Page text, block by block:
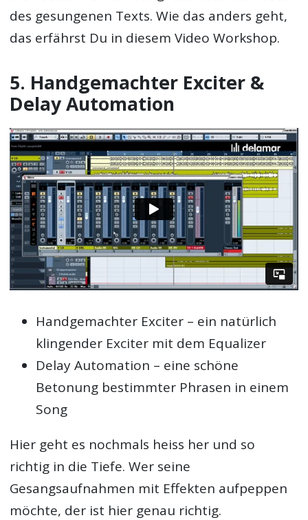
des gesungenen Texts. Wie das anders geht,
das erfährst Du in diesem Video Workshop.
5. Handgemachter Exciter &
Delay Automation
Handgemachter Exciter – ein natürlich
klingender Exciter mit dem Equalizer
Delay Automation – eine schöne
Betonung bestimmter Phrasen in einem
Song
Hier geht es nochmals heiss her und so
richtig in die Tiefe. Wer seine
Gesangsaufnahmen mit Effekten aufpeppen
möchte, der ist hier genau richtig.